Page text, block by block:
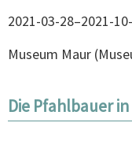
2021-03-28–2021-
Museum Maur (
Die Pfahlbauer